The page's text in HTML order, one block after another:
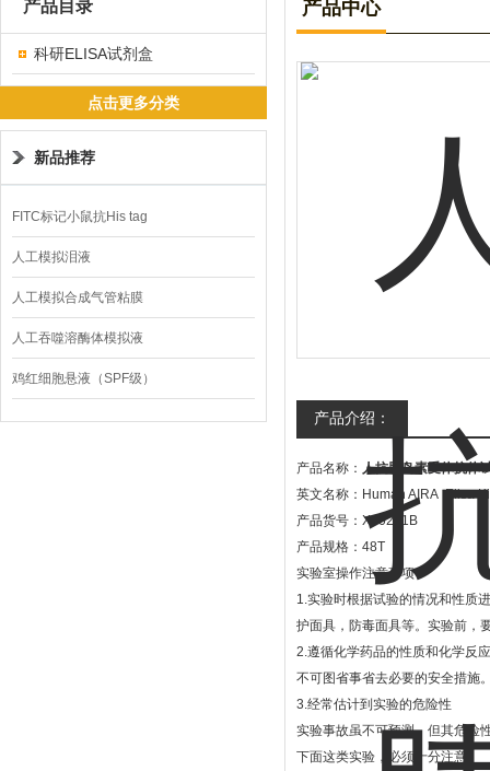
产品目录
科研ELISA试剂盒
点击更多分类
新品推荐
FITC标记小鼠抗His tag
人工模拟泪液
人工模拟合成气管粘膜
人工吞噬溶酶体模拟液
鸡红细胞悬液（SPF级）
产品中心
产品介绍：
产品名称： 人抗胰岛素受体抗体
英文名称：Human AIRA Elisa
产品货号：XF0201B
产品规格：48T
实验室操作注意事项：
1.实验时根据试验的情况和性质
护面具，防毒面具等。实验前，
2.遵循化学药品的性质和化学反
不可图省事省去必要的安全措施
3.经常估计到实验的危险性
实验事故虽不可预测，但其危险
下面这类实验，必须十分注意。